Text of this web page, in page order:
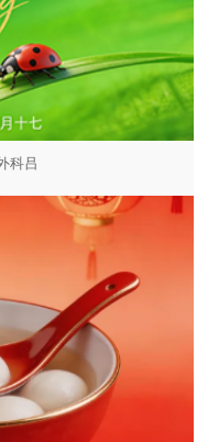
科吕